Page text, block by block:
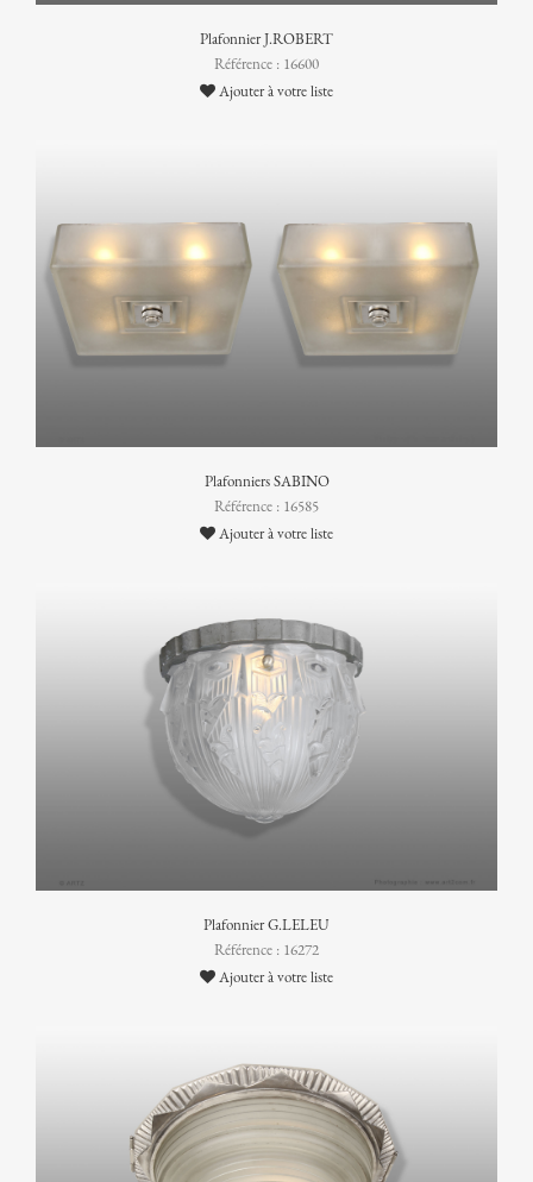
Plafonnier J.ROBERT
Référence : 16600
Ajouter à votre liste
Plafonniers SABINO
Référence : 16585
Ajouter à votre liste
Plafonnier G.LELEU
Référence : 16272
Ajouter à votre liste